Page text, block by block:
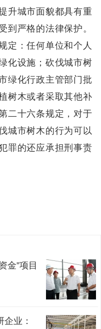
升城市面貌都具有重
到严格的法律保护。
定：任何单位和个人
化设施；砍伐城市树
绿化行政主管部门批
树木或者采取其他补
二十六条规定，对于
城市树木的行为可以
罪的还应承担刑事责
金”项目
业：